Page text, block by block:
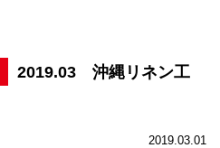
2019.03 沖縄リネン工
2019.03.01